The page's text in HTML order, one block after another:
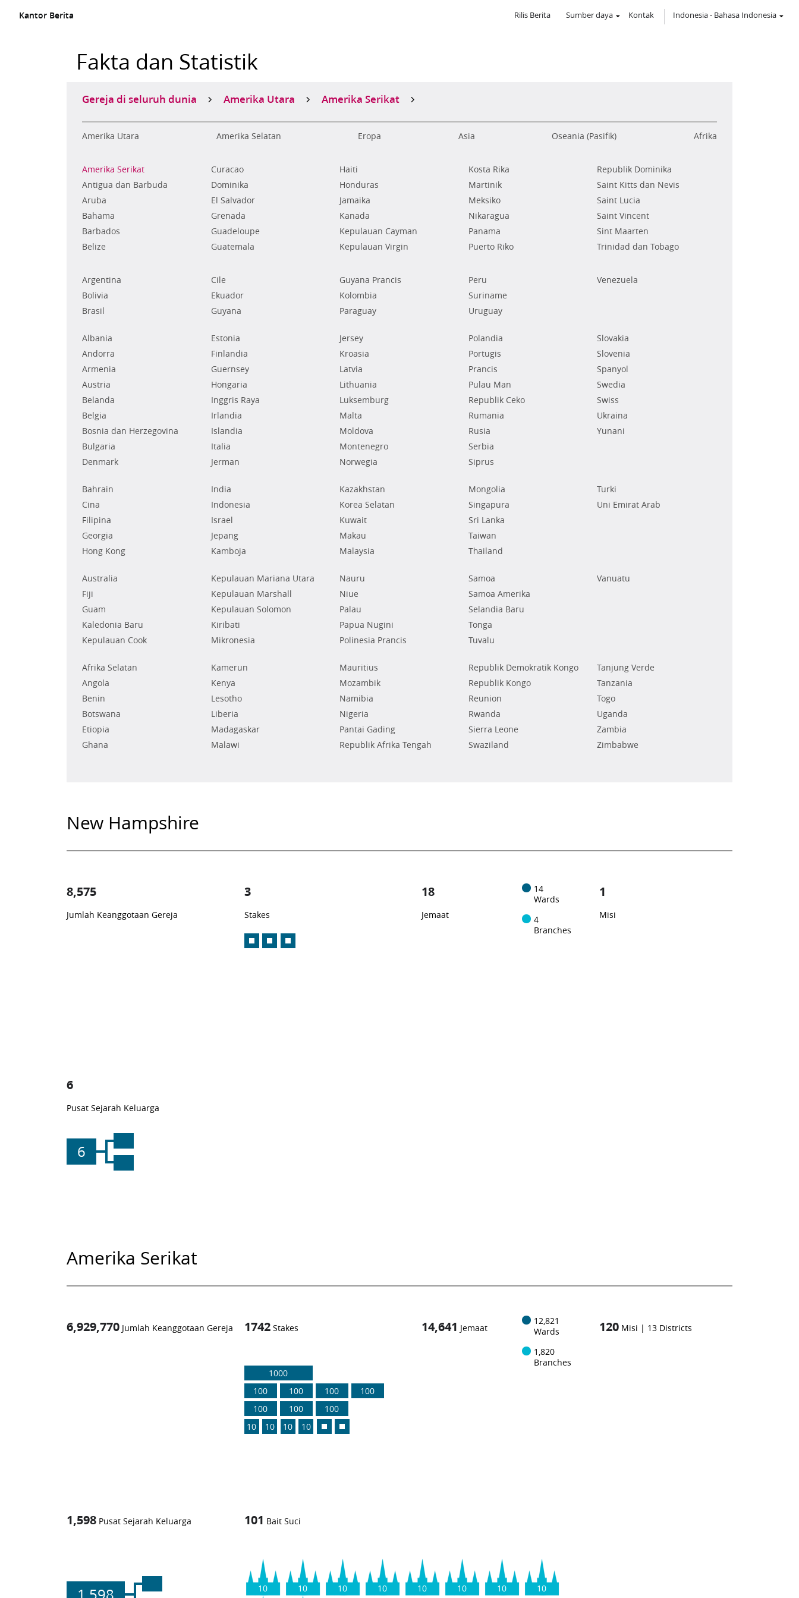
Kantor Berita Rilis Berita Sumber daya Kontak Indonesia- Bahasa Indonesia
Fakta dan Statistik
Gereja di seluruh dunia Amerika Utara Amerika Serikat
Amerika Utara Amerika Selatan Eropa Asia Oseania (Pasifik) Afrika
Amerika Serikat
Antigua dan Barbuda
Aruba
Bahama
Barbados
Belize
Curacao
Dominika
El Salvador
Grenada
Guadeloupe
Guatemala
Haiti
Honduras
Jamaika
Kanada
Kepulauan Cayman
Kepulauan Virgin
Kosta Rika
Martinik
Meksiko
Nikaragua
Panama
Puerto Riko
Republik Dominika
Saint Kitts dan Nevis
Saint Lucia
Saint Vincent
Sint Maarten
Trinidad dan Tobago
Argentina
Bolivia
Brasil
Cile
Ekuador
Guyana
Guyana Prancis
Kolombia
Paraguay
Peru
Suriname
Uruguay
Venezuela
Albania
Andorra
Armenia
Austria
Belanda
Belgia
Bosnia dan Herzegovina
Bulgaria
Denmark
Estonia
Finlandia
Guernsey
Hongaria
Inggris Raya
Irlandia
Islandia
Italia
Jerman
Jersey
Kroasia
Latvia
Lithuania
Luksemburg
Malta
Moldova
Montenegro
Norwegia
Polandia
Portugis
Prancis
Pulau Man
Republik Ceko
Rumania
Rusia
Serbia
Siprus
Slovakia
Slovenia
Spanyol
Swedia
Swiss
Ukraina
Yunani
Bahrain
Cina
Filipina
Georgia
Hong Kong
India
Indonesia
Israel
Jepang
Kamboja
Kazakhstan
Korea Selatan
Kuwait
Makau
Malaysia
Mongolia
Singapura
Sri Lanka
Taiwan
Thailand
Turki
Uni Emirat Arab
Australia
Fiji
Guam
Kaledonia Baru
Kepulauan Cook
Kepulauan Mariana Utara
Kepulauan Marshall
Kepulauan Solomon
Kiribati
Mikronesia
Nauru
Niue
Palau
Papua Nugini
Polinesia Prancis
Samoa
Samoa Amerika
Selandia Baru
Tonga
Tuvalu
Vanuatu
Afrika Selatan
Angola
Benin
Botswana
Etiopia
Ghana
Kamerun
Kenya
Lesotho
Liberia
Madagaskar
Malawi
Mauritius
Mozambik
Namibia
Nigeria
Pantai Gading
Republik Afrika Tengah
Republik Demokratik Kongo
Republik Kongo
Reunion
Rwanda
Sierra Leone
Swaziland
Tanjung Verde
Tanzania
Togo
Uganda
Zambia
Zimbabwe
New Hampshire
8,575
Jumlah Keanggotaan Gereja
1 -in-
3
Stakes
18
Jemaat
14
Wards
4
Branches
6
Pusat Sejarah Keluarga
6
1
Misi
Amerika Serikat
6,929,770 Jumlah Keanggotaan Gereja 1742 Stakes
1000
100
100 100
100
100
100
100
10
10 10 10
14,641 Jemaat
12,821
Wards
1,820
Branches
1,598 Pusat Sejarah Keluarga 101 Bait Suci
10 10 10 10 10 10 10 10
120 Misi | 13 Districts